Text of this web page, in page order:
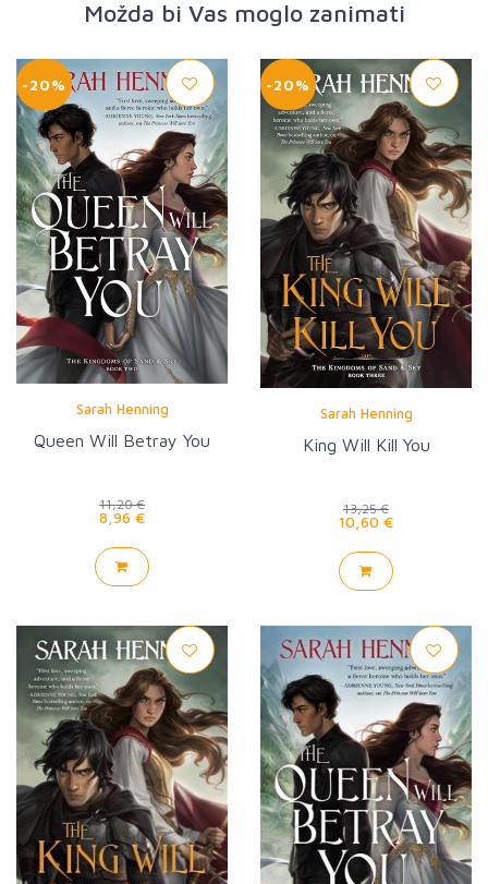
Možda bi Vas moglo zanimati
-20%
Sarah Henning
Queen Will Betray You
11,20 €
8,96 €
-20%
Sarah Henning
King Will Kill You
13,25 €
10,60 €